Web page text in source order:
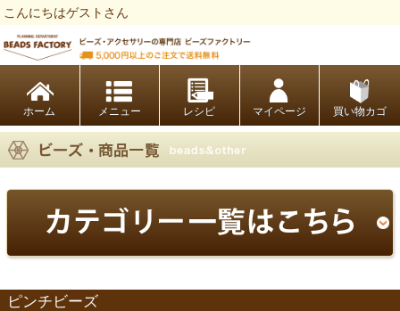
こんにちはゲストさん
ホーム レシピ マイページ 買い物カゴ
ピンチビーズ